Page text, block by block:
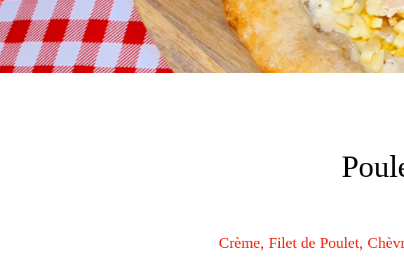
Crème, Filet de Poulet,